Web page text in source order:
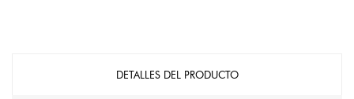
DETALLES DEL PRODUCTO